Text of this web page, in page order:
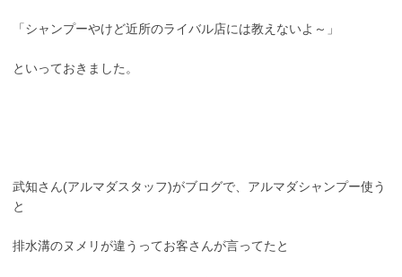
「シャンプーやけど近所のライバル店には教えないよ～」
といっておきました。
武知さん(アルマダスタッフ)がブログで、アルマダシャンプー使う
と
排水溝のヌメリが違うってお客さんが言ってたと